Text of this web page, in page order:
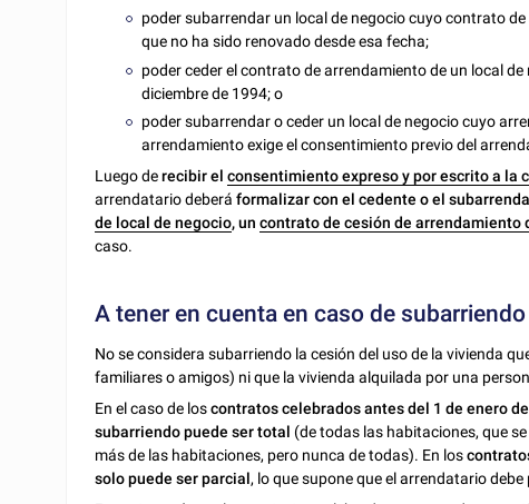
poder subarrendar un local de negocio cuyo contrato
que no ha sido renovado desde esa fecha;
poder ceder el contrato de arrendamiento de un local
diciembre de 1994; o
poder subarrendar o ceder un local de negocio cuyo
arrendamiento exige el consentimiento previo del
Luego derecibir elconsentimiento expreso y por escrito a la
arrendatario deberá formalizar con el cedente o el
de local de negocio, uncontrato de cesión dearrendamiento
caso.
A tener en cuenta en caso de
No se considera subarriendo la cesión del uso de la vivienda
familiares o amigos) ni que la vivienda alquilada por una
En el caso de loscontratos celebrados antes del 1 de enero
subarriendo puede ser total (de todas las habitaciones, que
más de las habitaciones, pero nunca de todas). En los
solo puede ser parcial, lo que supone que el arrendatario